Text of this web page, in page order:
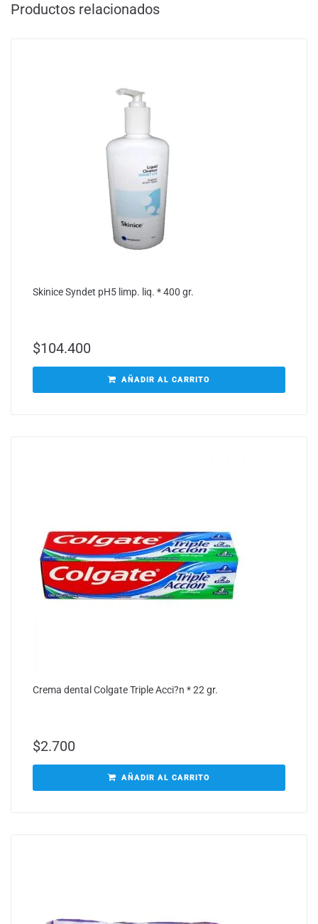
Productos relacionados
Skinice Syndet pH5 limp. liq. * 400 gr.
$104.400
AÑADIR AL CARRITO
Crema dental Colgate Triple Acci?n * 22 gr.
$2.700
AÑADIR AL CARRITO